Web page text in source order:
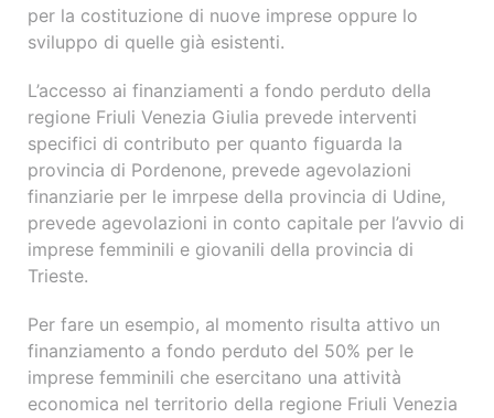
per la costituzione di nuove imprese oppure lo
sviluppo di quelle già esistenti.
L’accesso ai finanziamenti a fondo perduto della
regione Friuli Venezia Giulia prevede interventi
specifici di contributo per quanto figuarda la
provincia di Pordenone, prevede agevolazioni
finanziarie per le imrpese della provincia di Udine,
prevede agevolazioni in conto capitale per l’avvio di
imprese femminili e giovanili della provincia di
Trieste.
Per fare un esempio, al momento risulta attivo un
finanziamento a fondo perduto del 50% per le
imprese femminili che esercitano una attività
economica nel territorio della regione Friuli Venezia